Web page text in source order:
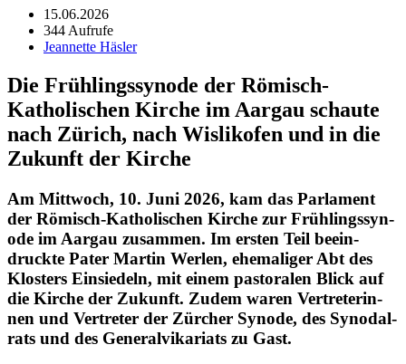
15.06.2026
344 Aufrufe
Jeannette Häsler
Die Frühlingssynode der Römisch-
Katholischen Kirche im Aargau schaute
nach Zürich, nach Wislikofen und in die
Zukunft der Kirche
Am Mittwoch, 10. Juni 2026, kam das Par­la­ment
der Römisch-Katholis­chen Kirche zur Früh­lingssyn­
ode im Aar­gau zusam­men. Im ersten Teil beein­
druck­te Pater Mar­tin Werlen, ehe­ma­liger Abt des
Klosters Ein­siedeln, mit einem pas­toralen Blick auf
die Kirche der Zukun­ft. Zudem waren Vertreterin­
nen und Vertreter der Zürcher Syn­ode, des Syn­odal­
rats und des Gen­er­alvikari­ats zu Gast.